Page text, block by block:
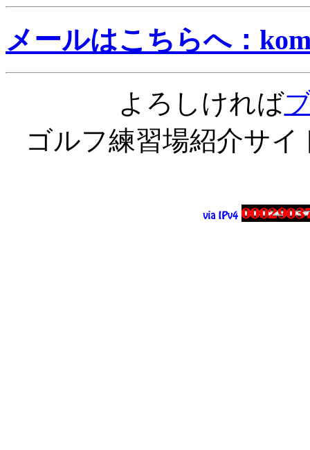
メールはこちらへ：
よろしければ
ゴルフ練習場紹介サイ